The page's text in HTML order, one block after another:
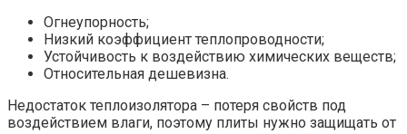
Огнеупорность;
Низкий коэффициент теплопроводности;
Устойчивость к воздействию химических веществ;
Относительная дешевизна.
Недостаток теплоизолятора – потеря свойств под
воздействием влаги, поэтому плиты нужно защищать от